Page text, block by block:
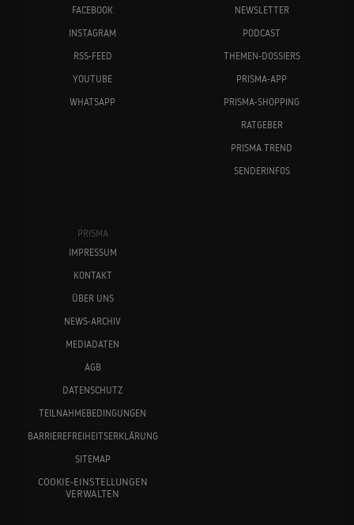
FACEBOOK
INSTAGRAM
RSS-FEED
YOUTUBE
WHATSAPP
NEWSLETTER
PODCAST
THEMEN-DOSSIERS
PRISMA-APP
PRISMA-SHOPPING
RATGEBER
PRISMA TREND
SENDERINFOS
PRISMA
IMPRESSUM
KONTAKT
ÜBER UNS
NEWS-ARCHIV
MEDIADATEN
AGB
DATENSCHUTZ
TEILNAHMEBEDINGUNGEN
BARRIEREFREIHEITSERKLÄRUNG
SITEMAP
COOKIE-EINSTELLUNGEN
VERWALTEN